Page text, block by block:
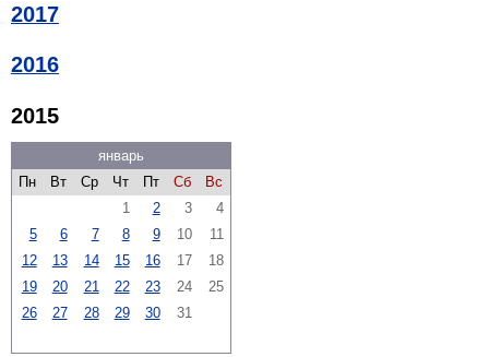
2017
2016
2015
январь
Пн
Вт Ср Чт Пт Сб
Вс
1
2 3
4
5
6 7 8 9 10
11
12
13 14 15 16 17
18
19
20 21 22 23 24
25
26
27 28 29 30 31